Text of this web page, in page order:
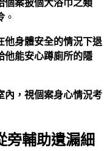
個案披個大浴巾之類
。
他身體安全的情況下退
他能安心蹲廁所的隱
內，視個案身心情況考
旁輔助遺漏細